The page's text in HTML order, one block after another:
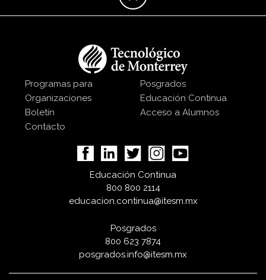
Programas para
Organizaciones
Boletín
Contacto
Posgrados
Educación Continua
Acceso a Alumnos
Educación Continua
800 800 2114
educacion.continua@itesm.mx
Posgrados
800 623 7874
posgrados.info@itesm.mx